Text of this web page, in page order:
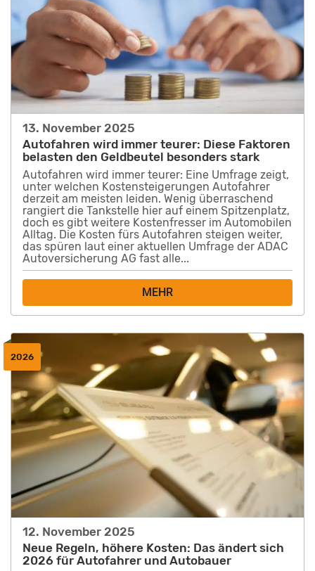
13. November 2025
Autofahren wird immer teurer: Diese Faktoren
belasten den Geldbeutel besonders stark
Autofahren wird immer teurer: Eine Umfrage zeigt,
unter welchen Kostensteigerungen Autofahrer
derzeit am meisten leiden. Wenig überraschend
rangiert die Tankstelle hier auf einem Spitzenplatz,
doch es gibt weitere Kostenfresser im Automobilen
Alltag. Die Kosten fürs Autofahren steigen weiter,
das spüren laut einer aktuellen Umfrage der ADAC
Autoversicherung AG fast alle...
MEHR
12. November 2025
Neue Regeln, höhere Kosten: Das ändert sich
2026 für Autofahrer und Autobauer
2026